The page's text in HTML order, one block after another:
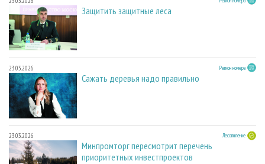
Защитить защитные леса
23.03.2026 Регион номера
Сажать деревья надо правильно
23.03.2026 Лесопиление
Минпромторг пересмотрит перечень
приоритетных инвестпроектов